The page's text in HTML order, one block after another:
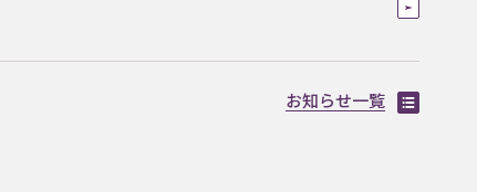
お知らせ一覧